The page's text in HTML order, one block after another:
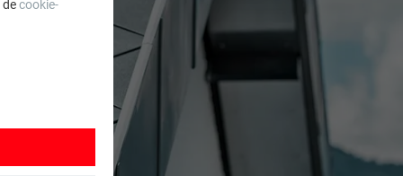
decookie-